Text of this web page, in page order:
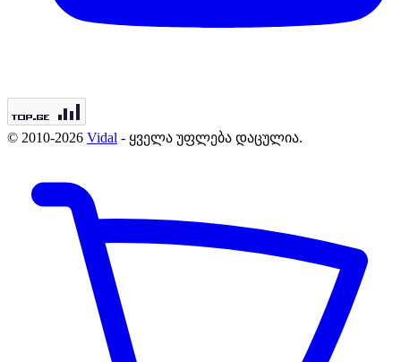
© 2010-2026 Vidal - ყველა უფლება დაცულია.